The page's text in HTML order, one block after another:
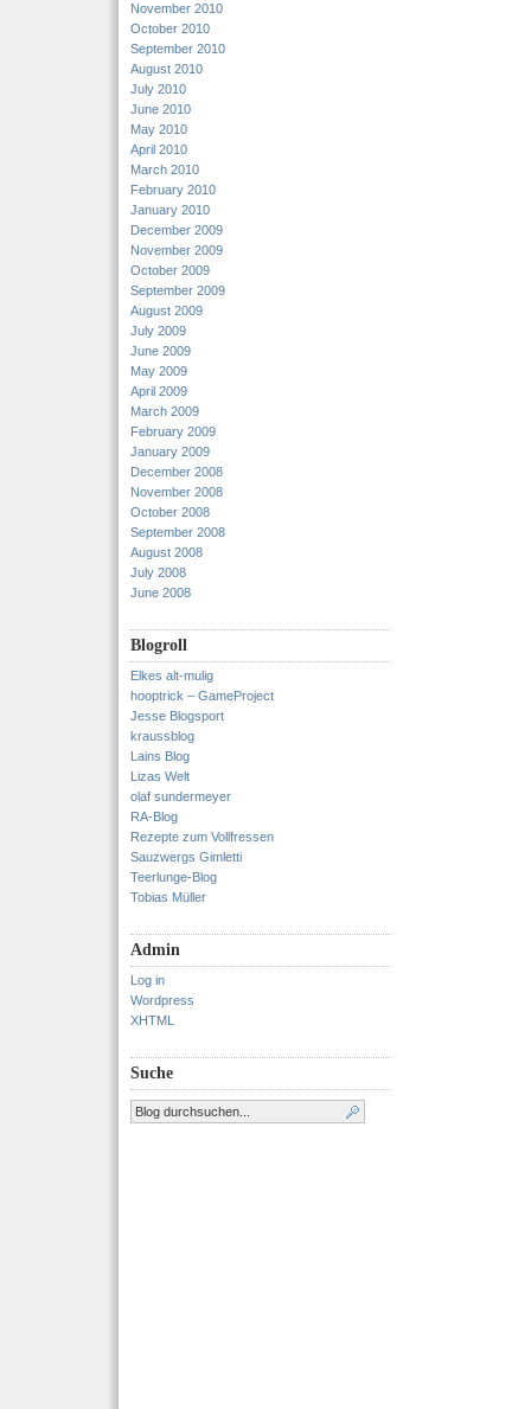
November 2010
October 2010
September 2010
August 2010
July 2010
June 2010
May 2010
April 2010
March 2010
February 2010
January 2010
December 2009
November 2009
October 2009
September 2009
August 2009
July 2009
June 2009
May 2009
April 2009
March 2009
February 2009
January 2009
December 2008
November 2008
October 2008
September 2008
August 2008
July 2008
June 2008
Blogroll
Elkes alt-mulig
hooptrick – GameProject
Jesse Blogsport
kraussblog
Lains Blog
Lizas Welt
olaf sundermeyer
RA-Blog
Rezepte zum Vollfressen
Sauzwergs Gimletti
Teerlunge-Blog
Tobias Müller
Admin
Log in
Wordpress
XHTML
Suche